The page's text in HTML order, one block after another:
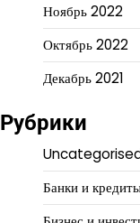
Ноябрь 2022
Октябрь 2022
Декабрь 2021
Рубрики
Банки и